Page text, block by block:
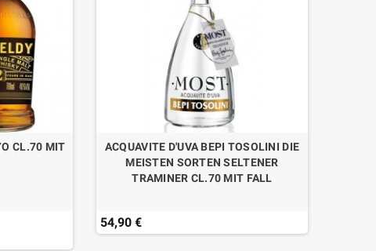
CL.70 MIT
ACQUAVITE D'UVA BEPI TOSOLINI DIE
MEISTEN SORTEN SELTENER
TRAMINER CL.70 MIT FALL
54,90 €